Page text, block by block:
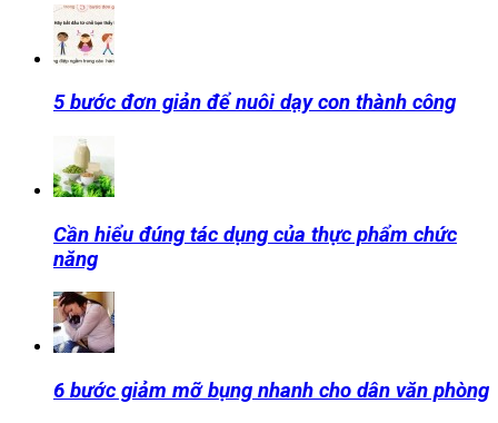
5 bước đơn giản để nuôi dạy con thành công
Cần hiểu đúng tác dụng của thực phẩm chức
năng
6 bước giảm mỡ bụng nhanh cho dân văn phòng